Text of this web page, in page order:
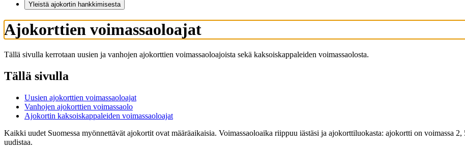
Yleistä ajokortin hankkimisesta
Ajokorttien voimassaoloajat
Tällä sivulla kerrotaan uusien ja vanhojen ajokorttien voimassaoloajoista sekä kaksoiskappaleiden voimassaolosta.
Tällä sivulla
Uusien ajokorttien voimassaoloajat
Vanhojen ajokorttien voimassaolo
Ajokortin kaksoiskappaleiden voimassaoloajat
Kaikki uudet Suomessa myönnettävät ajokortit ovat määräaikaisia. Voimassaoloaika riippuu iästäsi ja ajokorttiluokasta: ajokortti on voimassa
uudistaa.